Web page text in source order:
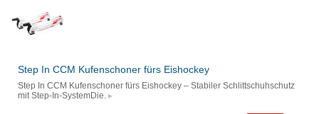
Step In CCM Kufenschoner fürs Eishockey
Step In CCM Kufenschoner fürs Eishockey – Stabiler Schlittschuhschutz
mit Step-In-SystemDie.